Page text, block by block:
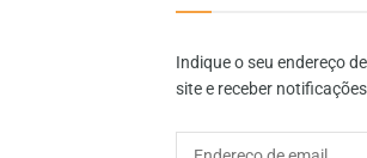
Indique o seu endereço
site e receber